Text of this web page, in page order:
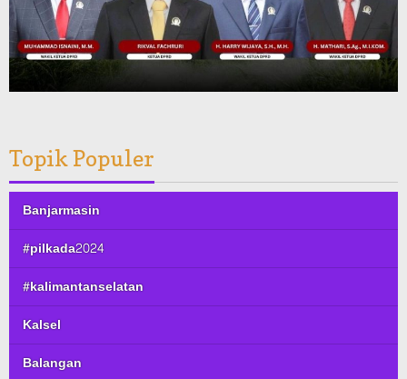
Topik Populer
Banjarmasin
#pilkada2024
#kalimantanselatan
Kalsel
Balangan